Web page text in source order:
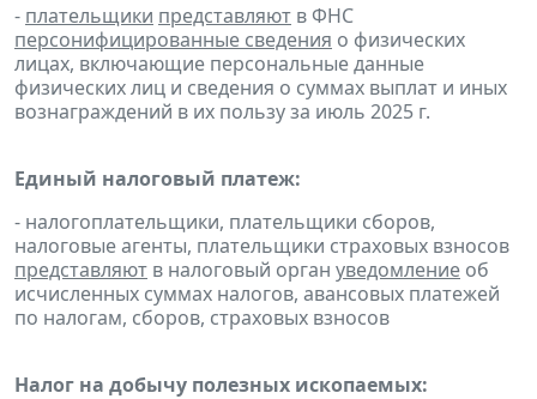
- плательщики представляют в ФНС
персонифицированные сведения о физических
лицах, включающие персональные данные
физических лиц и сведения о суммах выплат и иных
вознаграждений в их пользу за июль 2025 г.
Единый налоговый платеж:
- налогоплательщики, плательщики сборов,
налоговые агенты, плательщики страховых взносов
представляют в налоговый орган уведомление об
исчисленных суммах налогов, авансовых платежей
по налогам, сборов, страховых взносов
Налог на добычу полезных ископаемых: